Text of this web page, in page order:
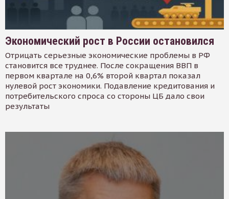
Экономический рост в России остановился
Отрицать серьезные экономические проблемы в РФ
становится все труднее. После сокращения ВВП в
первом квартале на 0,6% второй квартал показал
нулевой рост экономики. Подавление кредитования и
потребительского спроса со стороны ЦБ дало свои
результаты